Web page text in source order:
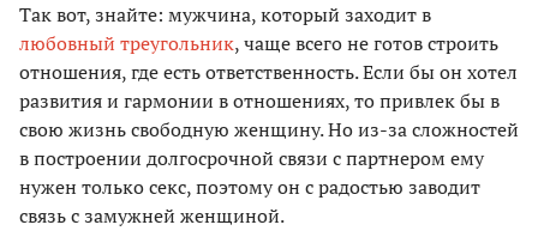
Так вот, знайте: мужчина, который заходит в
любовный треуголь­ник, чаще всего не готов строить
отношения, где есть ответственность. Если бы он хотел
развития и гармонии в отношениях, то привлек бы в
свою жизнь свободную женщину. Но из-­за сложностей
в построении долгосрочной связи с партнером ему
нужен только секс, поэтому он с радостью заводит
связь с замужней женщиной.